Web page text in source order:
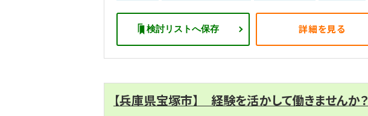
検討リストへ保存 詳細を見る
【兵庫県宝塚市】 経験を活かして働きませんか？